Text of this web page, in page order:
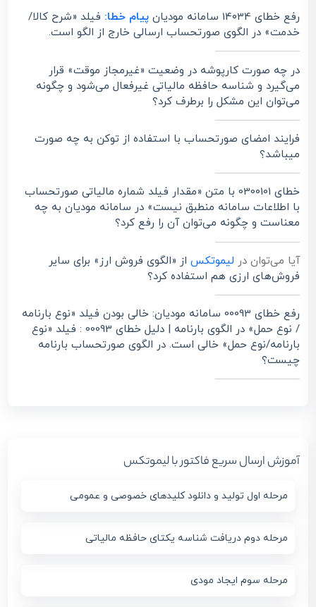
رفع خطای 14034 سامانه مودیان پیام خطا: فیلد «شرح کالا/
خدمت» در الگوی صورتحساب ارسالی خارج از الگو است.
در چه صورت کارپوشه در وضعیت «غیرمجاز موقت» قرار
می‌گیرد و شناسه حافظه مالیاتی غیرفعال می‌شود و چگونه
می‌توان این مشکل را برطرف کرد؟
فرایند امضای صورتحساب با استفاده از توکن به چه صورت
میباشد؟
خطای 0300101 با متن «مقدار فیلد شماره مالیاتی صورتحساب
با اطلاعات سامانه منطبق نیست» در سامانه مودیان به چه
معناست و چگونه می‌توان آن را رفع کرد؟
آیا می‌توان در لیموتکساز «الگوی فروش ارز» برای سایر
فروش‌های ارزی هم استفاده کرد؟
رفع خطای 00093 سامانه مودیان: خالی بودن فیلد «نوع بارنامه
/ نوع حمل» در الگوی بارنامه | دلیل خطای 00093 : فیلد «نوع
بارنامه/نوع حمل» خالی است. در الگوی صورتحساب بارنامه
چیست؟
آموزش ارسال سریع فاکتور با لیموتکس
مرحله اول تولید و دانلود کلیدهای خصوصی و عمومی
مرحله دوم دریافت شناسه یکتای حافظه مالیاتی
مرحله سوم ایجاد مودی